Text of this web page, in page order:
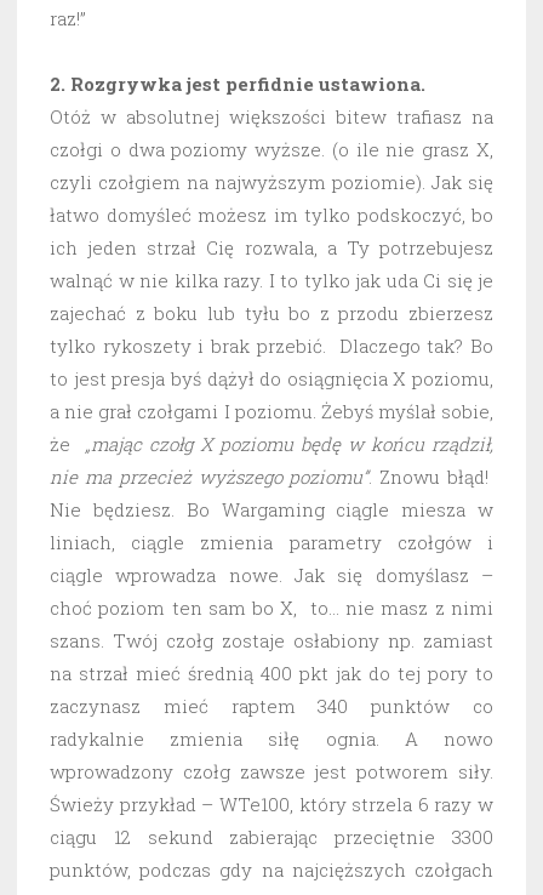
raz!”
2. Rozgrywka jest perfidnie ustawiona.
Otóż w absolutnej większości bitew trafiasz na
czołgi o dwa poziomy wyższe. (o ile nie grasz X,
czyli czołgiem na najwyższym poziomie). Jak się
łatwo domyśleć możesz im tylko podskoczyć, bo
ich jeden strzał Cię rozwala, a Ty potrzebujesz
walnąć w nie kilka razy. I to tylko jak uda Ci się je
zajechać z boku lub tyłu bo z przodu zbierzesz
tylko rykoszety i brak przebić. Dlaczego tak? Bo
to jest presja byś dążył do osiągnięcia X poziomu,
a nie grał czołgami I poziomu. Żebyś myślał sobie,
że „mając czołg X poziomu będę w końcu rządził,
nie ma przecież wyższego poziomu”. Znowu błąd!
Nie będziesz. Bo Wargaming ciągle miesza w
liniach, ciągle zmienia parametry czołgów i
ciągle wprowadza nowe. Jak się domyślasz –
choć poziom ten sam bo X, to… nie masz z nimi
szans. Twój czołg zostaje osłabiony np. zamiast
na strzał mieć średnią 400 pkt jak do tej pory to
zaczynasz mieć raptem 340 punktów co
radykalnie zmienia siłę ognia. A nowo
wprowadzony czołg zawsze jest potworem siły.
Świeży przykład – WTe100, który strzela 6 razy w
ciągu 12 sekund zabierając przeciętnie 3300
punktów, podczas gdy na najcięższych czołgach